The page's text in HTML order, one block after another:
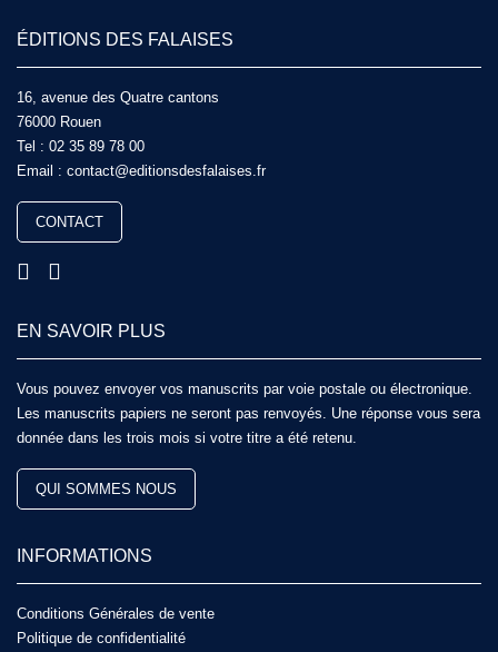
ÉDITIONS DES FALAISES
16, avenue des Quatre cantons
76000 Rouen
Tel : 02 35 89 78 00
Email : contact@editionsdesfalaises.fr
CONTACT
EN SAVOIR PLUS
Vous pouvez envoyer vos manuscrits par voie postale ou électronique.
Les manuscrits papiers ne seront pas renvoyés. Une réponse vous sera
donnée dans les trois mois si votre titre a été retenu.
QUI SOMMES NOUS
INFORMATIONS
Conditions Générales de vente
Politique de confidentialité